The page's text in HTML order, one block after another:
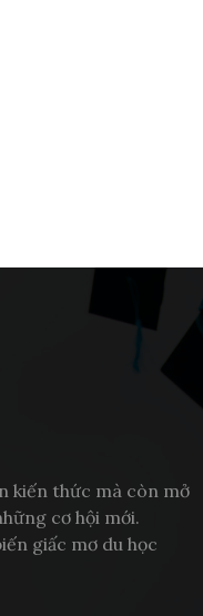
kiến thức mà còn mở
cơ hội mới.
giấc mơ du học